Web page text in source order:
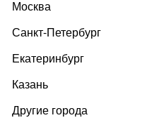
Москва
Санкт-Петербург
Екатеринбург
Казань
Другие города